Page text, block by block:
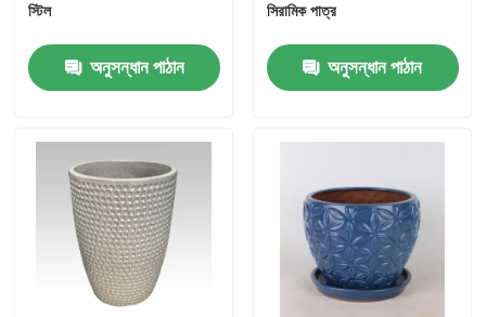
সিরামিক কামাডো গ্রিল
সিরামিক বারবিকিউ গ্রিল
সিরামিক চারকোল গ্রিল
স্টিল
অনুসন্ধান পাঠান
সিরামিক পাত্র
অনুসন্ধান পাঠান